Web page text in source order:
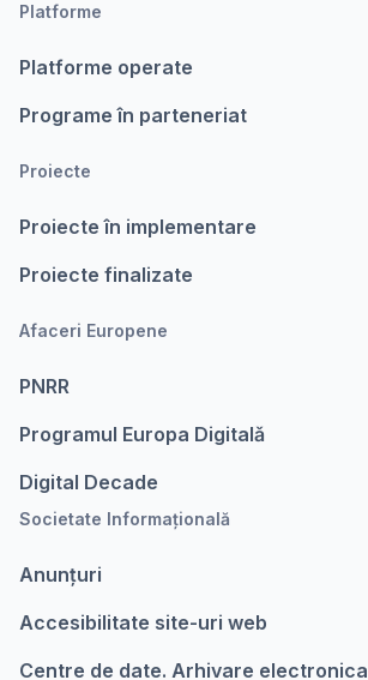
Platforme
Platforme operate
Programe în parteneriat
Proiecte
Proiecte în implementare
Proiecte finalizate
Afaceri Europene
PNRR
Programul Europa Digitalǎ
Digital Decade
Societate Informațională
Anunțuri
Accesibilitate site-uri web
Centre de date. Arhivare electronica